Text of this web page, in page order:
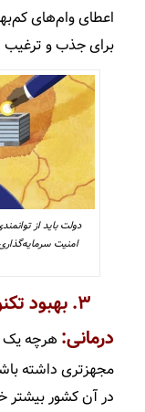
اعطای وام‌­های
برای جذب و ترغیب
دولت باید از
امنیت
۳. بهبود
درمانی: هرچه یک
مجهز­تری داشته
در آن کشور